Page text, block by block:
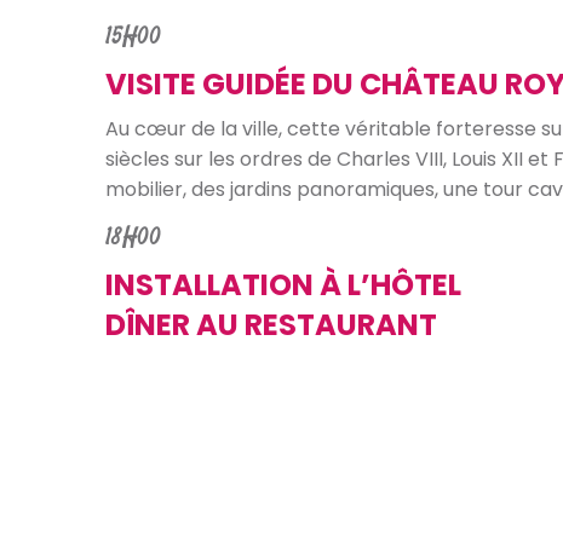
15H00
VISITE GUIDÉE DU CHÂTEAU
Au cœur de la ville, cette véritable forteresse
siècles sur les ordres de Charles VIII, Louis XII
mobilier, des jardins panoramiques, une tour
18H00
INSTALLATION À L’HÔTEL
DÎNER AU RESTAURANT